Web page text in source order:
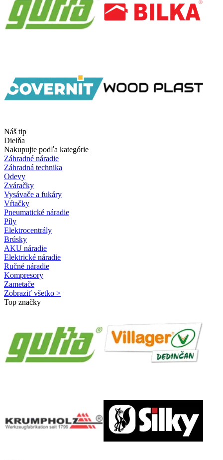
Náš tip
Dielňa
Nakupujte podľa kategórie
Záhradné náradie
Záhradná technika
Odevy
Zváračky
Vysávače a fukáry
Vŕtačky
Pneumatické náradie
Píly
Elektrocentrály
Brúsky
AKU náradie
Elektrické náradie
Ručné náradie
Kompresory
Zametače
Zobraziť všetko >
Top značky